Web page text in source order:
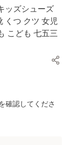
ッズシューズ
くつ クツ 女児
こども 七五三
確認してくださ